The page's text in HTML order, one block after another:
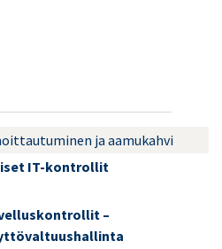
ja aamukahvi
IT-kontrollit
–